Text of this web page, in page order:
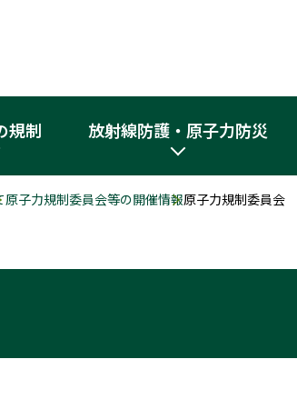
規制 放射線防護・原子力防災
原子力規制委員会等の開催情報原子力規制委員会